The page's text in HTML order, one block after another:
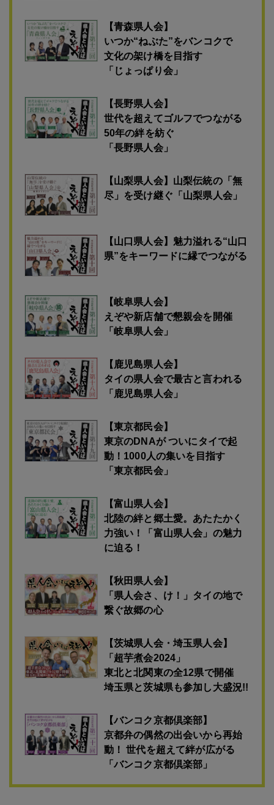
【青森県人会】
いつか“ねぶた”をバンコクで
文化の架け橋を目指す
「じょっぱり会」
【長野県人会】
世代を超えてゴルフでつながる
50年の絆を紡ぐ
「長野県人会」
【山梨県人会】山梨伝統の「無
尽」を受け継ぐ「山梨県人会」
【山口県人会】魅力溢れる“山口
県”をキーワードに縁でつながる
【岐阜県人会】
えぞや新店舗で懇親会を開催
「岐阜県人会」
【鹿児島県人会】
タイの県人会で最古と言われる
「鹿児島県人会」
【東京都民会】
東京のDNAが ついにタイで起
動！1000人の集いを目指す
「東京都民会」
【富山県人会】
北陸の絆と郷土愛。あたたかく
力強い！「富山県人会」の魅力
に迫る！
【秋田県人会】
「県人会さ、け！」タイの地で
繋ぐ故郷の心
【茨城県人会・埼玉県人会】
「超芋煮会2024」
東北と北関東の全12県で開催
埼玉県と茨城県も参加し大盛況!!
【バンコク京都倶楽部】
京都弁の偶然の出会いから再始
動！ 世代を超えて絆が広がる
「バンコク京都倶楽部」